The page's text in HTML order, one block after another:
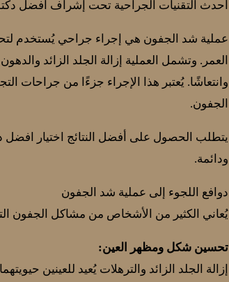
أحدث التقنيات الجراحية تحت إشراف افضل
عملية شد الجفون هي إجراء جراحي يُستخدم
العمر. وتشمل العملية إزالة الجلد الزائد
وانتعاشًا. يُعتبر هذا الإجراء جزءًا من جراحات
الجفون.
يتطلب الحصول على أفضل النتائج اختيار
ودائمة.
دوافع اللجوء إلى عملية شد الجفون
يُعاني الكثير من الأشخاص من مشاكل الجفون
تحسين شكل ومظهر العين:
إزالة الجلد الزائد والترهلات يُعيد للعينين